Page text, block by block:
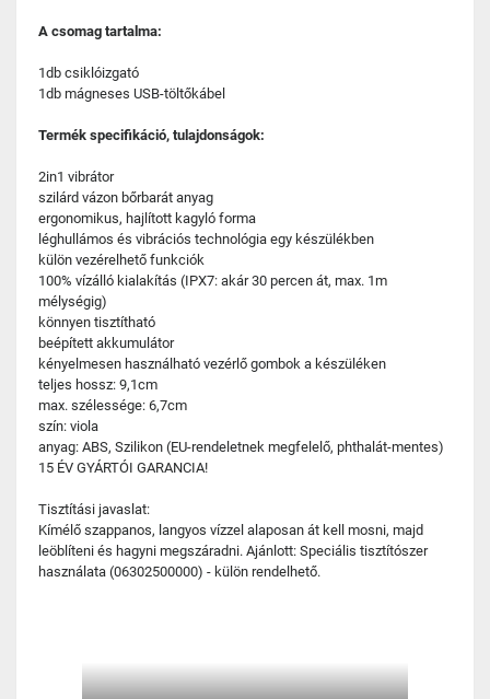
A csomag tartalma:
1db csiklóizgató
1db mágneses USB-töltőkábel
Termék specifikáció, tulajdonságok:
2in1 vibrátor
szilárd vázon bőrbarát anyag
ergonomikus, hajlított kagyló forma
léghullámos és vibrációs technológia egy készülékben
külön vezérelhető funkciók
100% vízálló kialakítás (IPX7: akár 30 percen át, max. 1m
mélységig)
könnyen tisztítható
beépített akkumulátor
kényelmesen használható vezérlő gombok a készüléken
teljes hossz: 9,1cm
max. szélessége: 6,7cm
szín: viola
anyag: ABS, Szilikon (EU-rendeletnek megfelelő, phthalát-mentes)
15 ÉV GYÁRTÓI GARANCIA!
Tisztítási javaslat:
Kímélő szappanos, langyos vízzel alaposan át kell mosni, majd
leöblíteni és hagyni megszáradni. Ajánlott: Speciális tisztítószer
használata (06302500000) - külön rendelhető.